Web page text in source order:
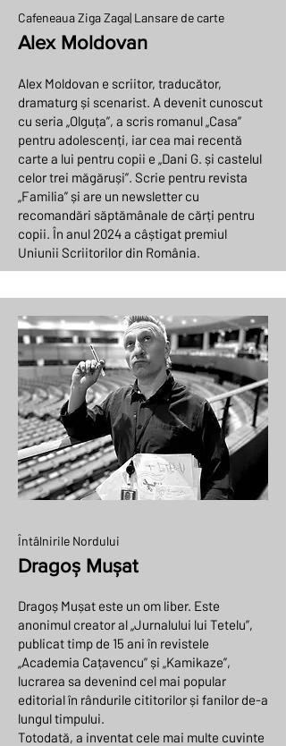
Cafeneaua Ziga Zaga| Lansare de carte
Alex Moldovan
Alex Moldovan e scriitor, traducător,
dramaturg și scenarist. A devenit cunoscut
cu seria „Olguța”, a scris romanul „Casa”
pentru adolescenți, iar cea mai recentă
carte a lui pentru copii e „Dani G. și castelul
celor trei măgăruși”. Scrie pentru revista
„Familia” și are un newsletter cu
recomandări săptămânale de cărți pentru
copii. În anul 2024 a câștigat premiul
Uniunii Scriitorilor din România.
Întâlnirile Nordului
Dragoș Mușat
Dragoș Mușat este un om liber. Este
anonimul creator al „Jurnalului lui Tetelu”,
publicat timp de 15 ani în revistele
„Academia Cațavencu” și „Kamikaze”,
lucrarea sa devenind cel mai popular
editorial în rândurile cititorilor și fanilor de-a
lungul timpului.
Totodată, a inventat cele mai multe cuvinte